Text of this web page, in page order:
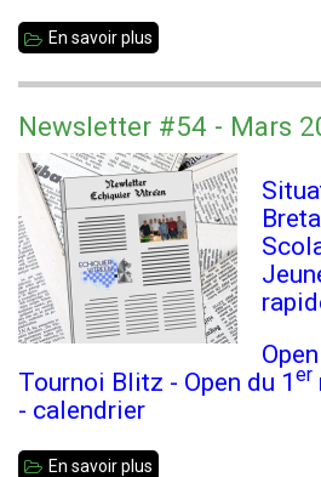
En savoir plus
Grand
Prix
de
Vitré
Newsletter #54 - Mars
Tournoi Blitz - Open du 1 er
- calendrier
En savoir plus